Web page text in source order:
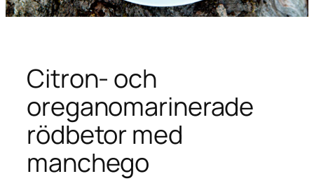
Citron- och
oreganomarinerade
rödbetor med
manchego